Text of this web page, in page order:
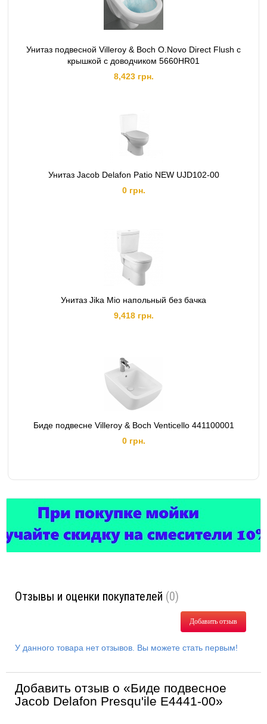
Унитаз подвесной Villeroy & Boch O.Novo Direct Flush с
крышкой с доводчиком 5660HR01
8,423 грн.
Унитаз Jacob Delafon Patio NEW UJD102-00
0 грн.
Унитаз Jika Mio напольный без бачка
9,418 грн.
Биде подвесне Villeroy & Boch Venticello 441100001
0 грн.
Отзывы и оценки покупателей (0)
Добавить отзыв
У данного товара нет отзывов. Вы можете стать первым!
Добавить отзыв о «Биде подвесное
Jacob Delafon Presqu'ile E4441-00»